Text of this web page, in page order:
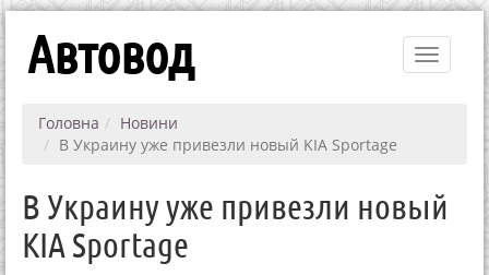
Toggle
Автовод
Головна
Новини
В Украину уже привезли новый KIA Sportage
В Украину уже привезли новый
KIA Sportage